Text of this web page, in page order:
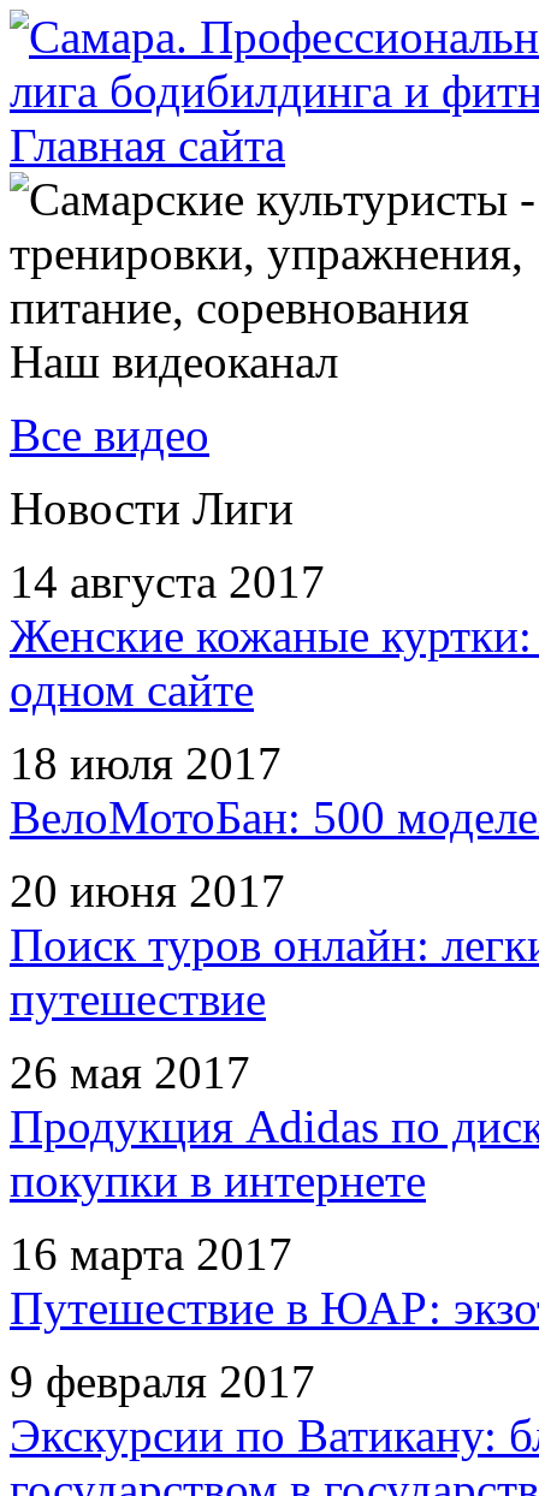
Наш видеоканал
Все видео
Новости Лиги
14 августа 2017
Женские кожаные
одном сайте
18 июля 2017
ВелоМотоБан: 500
20 июня 2017
Поиск туров онлайн:
путешествие
26 мая 2017
Продукция Adidas по
покупки в интернете
16 марта 2017
Путешествие в ЮАР:
9 февраля 2017
Экскурсии по Ватикану: